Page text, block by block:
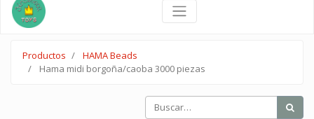
Productos
HAMA Beads
Hama midi borgoña/caoba 3000 piezas